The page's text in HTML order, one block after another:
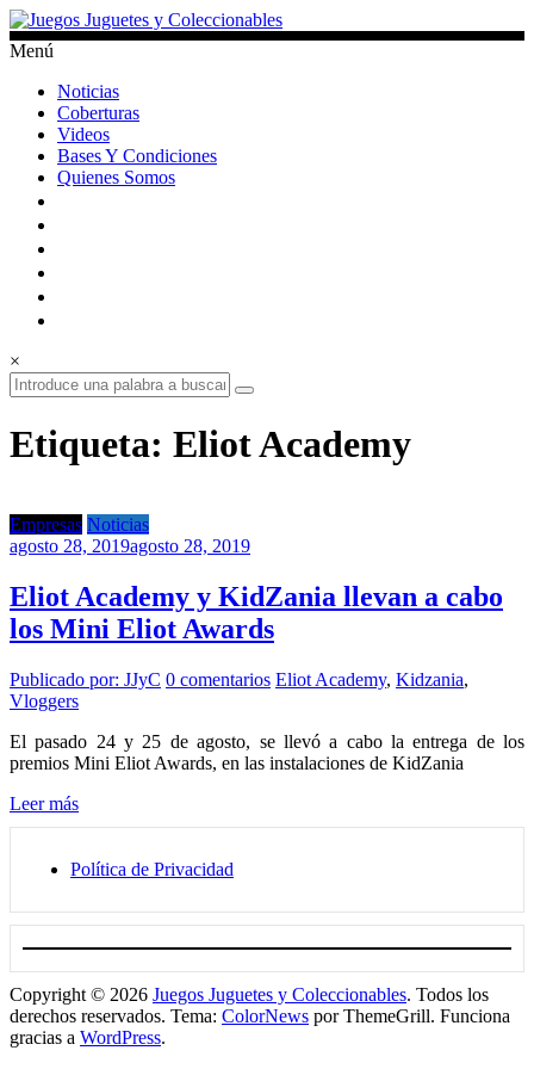
Saltar
al
contenido
Juguetes
Coleccionables
Noticias
para
coleccionistas.
Menú
Noticias
Coberturas
Videos
Bases Y Condiciones
Quienes Somos
×
Etiqueta: Eliot Academy
Empresas Noticias
agosto 28, 2019agosto 28, 2019
Eliot Academy y KidZania llevan a cabo
los Mini Eliot Awards
Publicado por: JJyC 0 comentarios Eliot Academy, Kidzania,
Vloggers
El pasado 24 y 25 de agosto, se llevó a cabo la entrega de los
premios Mini Eliot Awards, en las instalaciones de KidZania
Leer más
Política de Privacidad
Copyright © 2026 Juegos Juguetes y Coleccionables. Todos los
derechos reservados. Tema: ColorNews por ThemeGrill. Funciona
gracias a WordPress.